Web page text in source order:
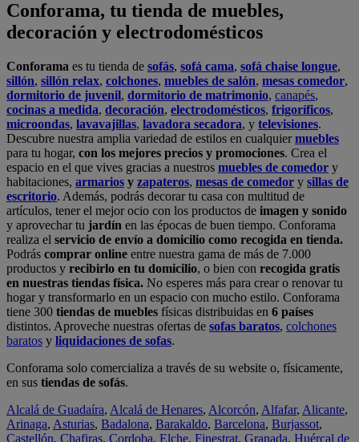
Conforama, tu tienda de muebles,
decoración y electrodomésticos
Conforama es tu tienda de sofás, sofá cama, sofá chaise longue,
sillón, sillón relax, colchones, muebles de salón, mesas comedor,
dormitorio de juvenil, dormitorio de matrimonio, canapés,
cocinas a medida, decoración, electrodomésticos, frigoríficos,
microondas, lavavajillas, lavadora secadora, y televisiones.
Descubre nuestra amplia variedad de estilos en cualquiermuebles
para tu hogar, con los mejores precios y promociones. Crea el
espacio en el que vives gracias a nuestros muebles de comedor y
habitaciones, armarios y zapateros, mesas de comedor y sillas de
escritorio. Además, podrás decorar tu casa con multitud de
artículos, tener el mejor ocio con los productos de imagen y sonido
y aprovechar tu jardín en las épocas de buen tiempo. Conforama
realiza el servicio de envío a domicilio como recogida en tienda.
Podrás comprar online entre nuestra gama de más de 7.000
productos y recibirlo en tu domicilio, o bien con recogida gratis
en nuestras tiendas física. No esperes más para crear o renovar tu
hogar y transformarlo en un espacio con mucho estilo. Conforama
tiene 300 tiendas de muebles físicas distribuidas en 6 países
distintos. Aproveche nuestras ofertas de sofas baratos, colchones
baratos y liquidaciones de sofas.
Conforama solo comercializa a través de su website o, físicamente,
en sus tiendas de sofás.
Alcalá de Guadaíra, Alcalá de Henares, Alcorcón, Alfafar, Alicante,
Arinaga, Asturias, Badalona, Barakaldo, Barcelona, Burjassot,
Castellón, Chafiras, Cordoba, Elche, Finestrat, Granada, Huércal de